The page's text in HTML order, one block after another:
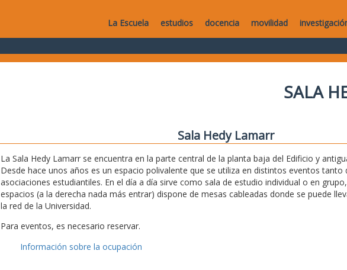
La Escuela estudios docencia movilidad
SALA
Sala Hedy Lamarr
La Sala Hedy Lamarr se encuentra en la parte central de la planta baja del Edificio y
Desde hace unos años es un espacio polivalente que se utiliza en distintos eventos tanto
asociaciones estudiantiles. En el día a día sirve como sala de estudio individual o en
espacios (a la derecha nada más entrar) dispone de mesas cableadas donde se puede
la red de la Universidad.
Para eventos, es necesario reservar.
Información sobre la ocupación